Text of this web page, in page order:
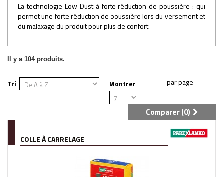
La technologie Low Dust à forte réduction de poussière : qui
permet une forte réduction de poussière lors du versement et
du malaxage du produit pour plus de confort.
Il y a 104 produits.
Tri Montrer
Comparer (0)
COLLE À CARRELAGE